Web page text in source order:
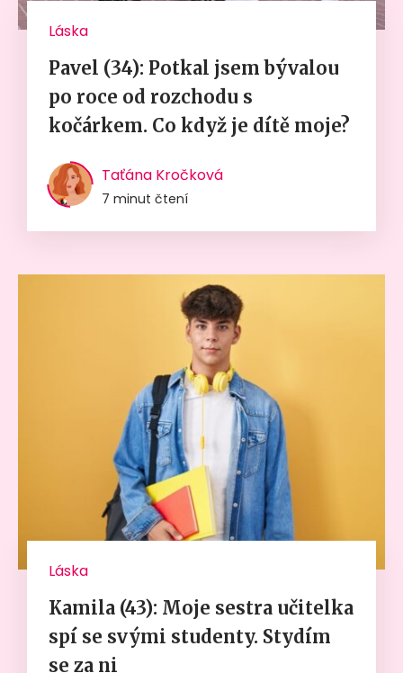
Láska
Pavel (34): Potkal jsem bývalou
po roce od rozchodu s
kočárkem. Co když je dítě moje?
Taťána Kročková
7 minut čtení
Láska
Kamila (43): Moje sestra učitelka
spí se svými studenty. Stydím
se za ni